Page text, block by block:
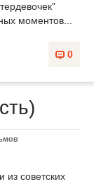
моментов...
0
из советских